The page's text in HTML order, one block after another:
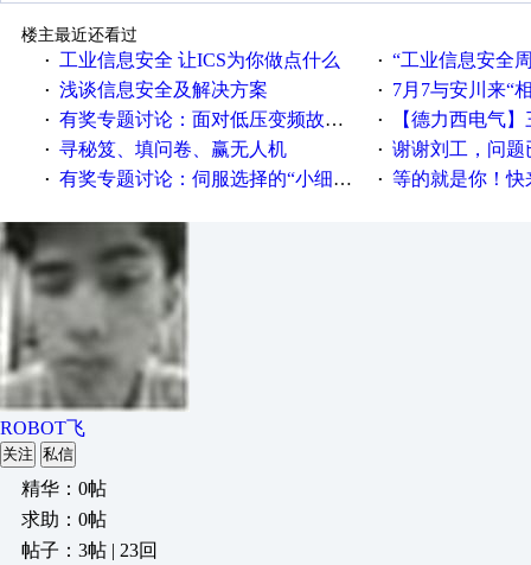
楼主最近还看过
·
工业信息安全 让ICS为你做点什么 · “工业信息安全周之我见”
· 浅谈信息安全及解决方案 · 7月7与安川来“
· 有奖专题讨论：面对低压变频故障，老手是这样解决的！ · 【德力西电气】三
· 寻秘笈、填问卷、赢无人机 · 谢谢刘工，问题
· 有奖专题讨论：伺服选择的“小细节大学问”奖励公告 · 等的就是你！快来
ROBOT飞
关注 私信
精华：0帖
求助：0帖
帖子：3帖 | 23回